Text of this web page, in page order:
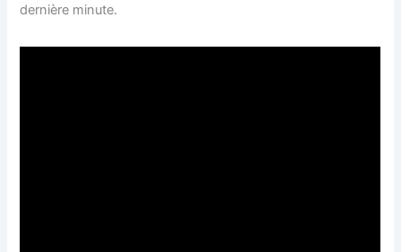
dernière minute.